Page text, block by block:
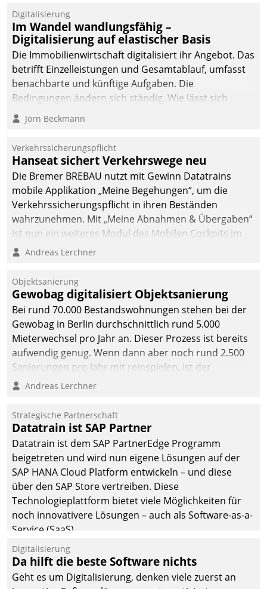
Digitalisierung
Im Wandel wandlungsfähig –
Digitalisierung auf elastischer Basis
Die Immobilienwirtschaft digitalisiert ihr Angebot. Das
betrifft Einzelleistungen und Gesamtablauf, umfasst
benachbarte und künftige Aufgaben. Die
Bedingungen ändern sich ständig. Wie lässt sich
technisch die Kontrolle wahren und zugleich Freiraum
fürs Wachsen öffnen?
Jörn Beckmann
Verkehrssicherungspflicht
Hanseat sichert Verkehrswege neu
Die Bremer BREBAU nutzt mit Gewinn Datatrains
mobile Applikation „Meine Begehungen“, um die
Verkehrssicherungspflicht in ihren Beständen
wahrzunehmen. Mit „Meine Abnahmen & Übergaben“
ist nun ein weiteres Modul des Mobilen Cockpits im
Einsatz.
Andreas Lerchner
Objektsanierung
Gewobag digitalisiert Objektsanierung
Bei rund 70.000 Bestandswohnungen stehen bei der
Gewobag in Berlin durchschnittlich rund 5.000
Mieterwechsel pro Jahr an. Dieser Prozess ist bereits
aufwendig genug. Wenn dann aber noch rund 2.500
Sanierungen pro Jahr mit reinspielen, ist der
Betreuungs- und Organisationsaufwand immens. Im
kommunale Wohnungsbauunternehmen daher
gemeinsam mit der Berliner Datatrain GmbH den
Teilprozess der Objektsanierung digitalisiert.
Andreas Lerchner
Strategische Partnerschaft
Datatrain ist SAP Partner
Datatrain ist dem SAP PartnerEdge Programm
beigetreten und wird nun eigene Lösungen auf der
SAP HANA Cloud Platform entwickeln – und diese
über den SAP Store vertreiben. Diese
Technologieplattform bietet viele Möglichkeiten für
noch innovativere Lösungen – auch als Software-as-a-
Service (SaaS).
Digitalisierung
Da hilft die beste Software nichts
Geht es um Digitalisierung, denken viele zuerst an